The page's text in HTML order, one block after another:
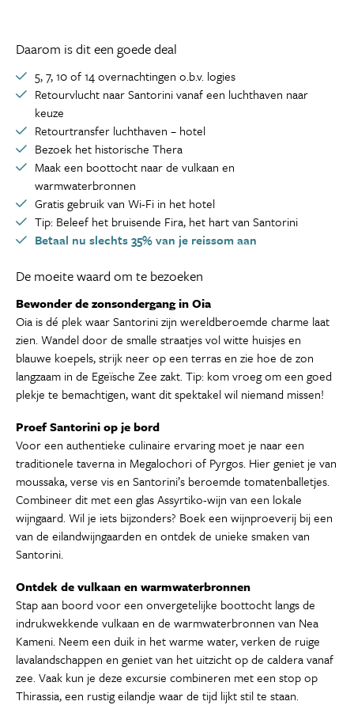
Daarom is dit een goede deal
5, 7, 10 of 14 overnachtingen o.b.v. logies
Retourvlucht naar Santorini vanaf een luchthaven naar
keuze
Retourtransfer luchthaven – hotel
Bezoek het historische Thera
Maak een boottocht naar de vulkaan en
warmwaterbronnen
Gratis gebruik van Wi-Fi in het hotel
Tip: Beleef het bruisende Fira, het hart van Santorini
Betaal nu slechts 35% van je reissom aan
De moeite waard om te bezoeken
Bewonder de zonsondergang in Oia
Oia is dé plek waar Santorini zijn wereldberoemde charme laat
zien. Wandel door de smalle straatjes vol witte huisjes en
blauwe koepels, strijk neer op een terras en zie hoe de zon
langzaam in de Egeïsche Zee zakt. Tip: kom vroeg om een goed
plekje te bemachtigen, want dit spektakel wil niemand missen!
Proef Santorini op je bord
Voor een authentieke culinaire ervaring moet je naar een
traditionele taverna in Megalochori of Pyrgos. Hier geniet je van
moussaka, verse vis en Santorini’s beroemde tomatenballetjes.
Combineer dit met een glas Assyrtiko-wijn van een lokale
wijngaard. Wil je iets bijzonders? Boek een wijnproeverij bij een
van de eilandwijngaarden en ontdek de unieke smaken van
Santorini.
Ontdek de vulkaan en warmwaterbronnen
Stap aan boord voor een onvergetelijke boottocht langs de
indrukwekkende vulkaan en de warmwaterbronnen van Nea
Kameni. Neem een duik in het warme water, verken de ruige
lavalandschappen en geniet van het uitzicht op de caldera vanaf
zee. Vaak kun je deze excursie combineren met een stop op
Thirassia, een rustig eilandje waar de tijd lijkt stil te staan.